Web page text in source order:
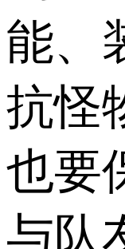
能、
抗怪
也要
与队